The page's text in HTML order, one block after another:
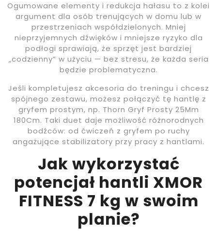
Ogumowane elementy i redukcja hałasu to z kolei
argument dla osób trenujących w domu lub w
przestrzeniach współdzielonych. Mniej
nieprzyjemnych dźwięków i mniejsze ryzyko dla
podłogi sprawiają, że sprzęt jest bardziej
„codzienny” w użyciu — bez stresu, że każda seria
będzie problematyczna.
Jeśli kompletujesz akcesoria do treningu i chcesz
spójnego zestawu, możesz połączyć tę hantlę z
gryfem prostym, np. Thorn Gryf Prosty 25Mm
180Cm. Taki duet daje możliwość różnorodnych
bodźców: od ćwiczeń z gryfem po ruchy
angażujące stabilizatory przy pracy z hantlami.
Jak wykorzystać
potencjał hantli XMOR
FITNESS 7 kg w swoim
planie?